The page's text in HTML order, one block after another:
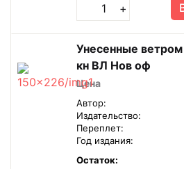
+
Унесенные
кн ВЛ Нов оф
Цена
Автор:
Издательство:
Переплет:
Год издания:
Остаток: